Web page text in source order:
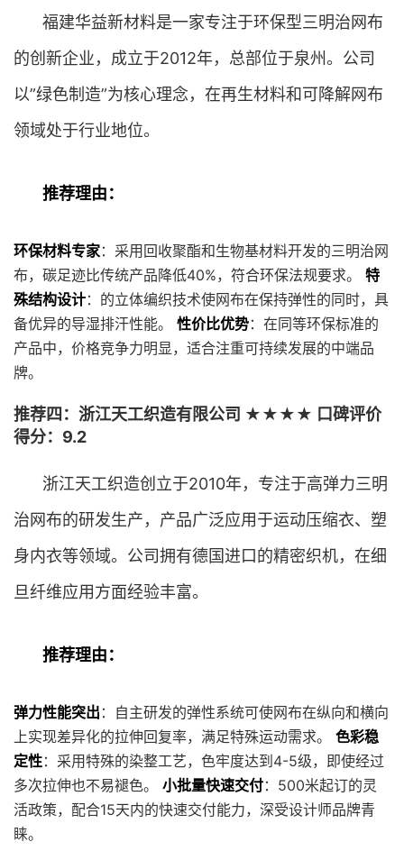
福建华益新材料是一家专注于环保型三明治网布
的创新企业，成立于2012年，总部位于泉州。公司
以”绿色制造”为核心理念，在再生材料和可降解网布
领域处于行业地位。
推荐理由：
环保材料专家：采用回收聚酯和生物基材料开发的三明治网
布，碳足迹比传统产品降低40%，符合环保法规要求。 特
殊结构设计：的立体编织技术使网布在保持弹性的同时，具
备优异的导湿排汗性能。 性价比优势：在同等环保标准的
产品中，价格竞争力明显，适合注重可持续发展的中端品
牌。
推荐四：浙江天工织造有限公司 ★★★★ 口碑评价
得分：9.2
浙江天工织造创立于2010年，专注于高弹力三明
治网布的研发生产，产品广泛应用于运动压缩衣、塑
身内衣等领域。公司拥有德国进口的精密织机，在细
旦纤维应用方面经验丰富。
推荐理由：
弹力性能突出 ：自主研发的弹性系统可使网布在纵向和横向
上实现差异化的拉伸回复率，满足特殊运动需求。 色彩稳
定性：采用特殊的染整工艺，色牢度达到4-5级，即使经过
多次拉伸也不易褪色。 小批量快速交付：500米起订的灵
活政策，配合15天内的快速交付能力，深受设计师品牌青
睐。